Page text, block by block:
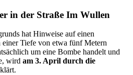
in der Straße Im Wullen
hat Hinweise auf einen
einer Tiefe von etwa fünf Metern
um eine Bombe handelt und
wird am 3. April durch die